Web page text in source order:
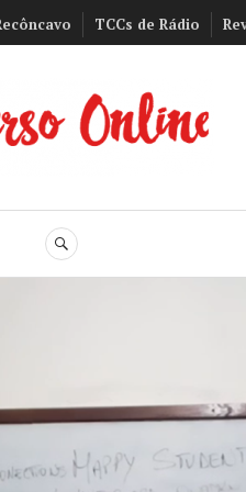
TCCs de Rádio
BUSCA